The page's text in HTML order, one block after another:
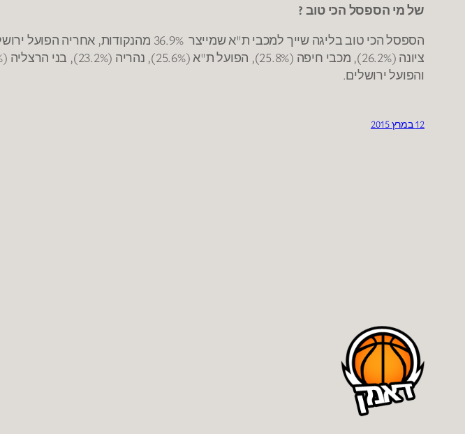
של מי הספסל הכי טוב ?
והפועל ירושלים.
12 במרץ 2015